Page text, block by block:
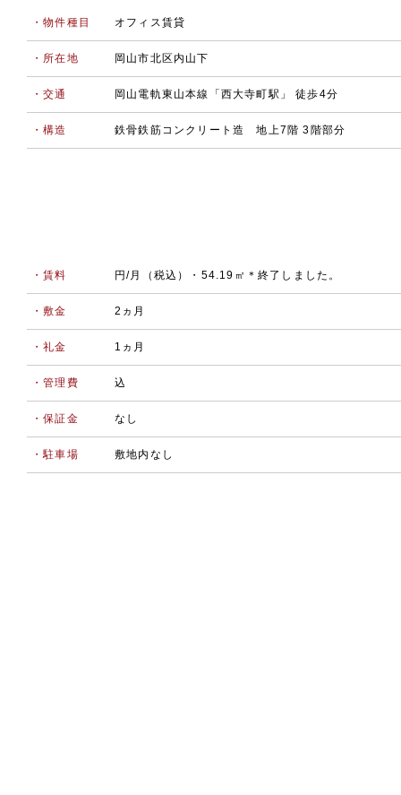
・物件種目 オフィス賃貸
・所在地 岡山市北区内山下
・交通 岡山電軌東山本線「西大寺町駅」 徒歩4分
・構造 鉄骨鉄筋コンクリート造 地上7階 3階部分
・賃料 円/月（税込）・54.19㎡＊終了しました。
・敷金 2ヵ月
・礼金 1ヵ月
・管理費 込
・保証金 なし
・駐車場 敷地内なし